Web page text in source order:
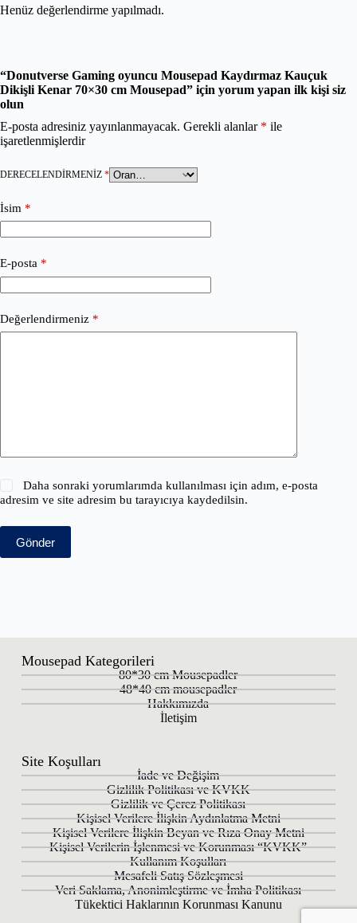
Henüz değerlendirme yapılmadı.
“Donutverse Gaming oyuncu Mousepad Kaydırmaz Kauçuk
Dikişli Kenar 70×30 cm Mousepad” için yorum yapan ilk kişi siz
olun
E-posta adresiniz yayınlanmayacak. Gerekli alanlar * ile
işaretlenmişlerdir
DERECELENDIRMENIZ *
İsim *
E-posta *
Değerlendirmeniz *
Daha sonraki yorumlarımda kullanılması için adım, e-posta
adresim ve site adresim bu tarayıcıya kaydedilsin.
Gönder
Mousepad Kategorileri
80*30 cm Mousepadler
48*40 cm mousepadler
Hakkımızda
İletişim
Site Koşulları
İade ve Değişim
Gizlilik Politikası ve KVKK
Gizlilik ve Çerez Politikası
Kişisel Verilere İlişkin Aydınlatma Metni
Kişisel Verilere İlişkin Beyan ve Rıza Onay Metni
Kişisel Verilerin İşlenmesi ve Korunması “KVKK”
Kullanım Koşulları
Mesafeli Satış Sözleşmesi
Veri Saklama, Anonimleştirme ve İmha Politikası
Tükektici Haklarının Korunması Kanunu